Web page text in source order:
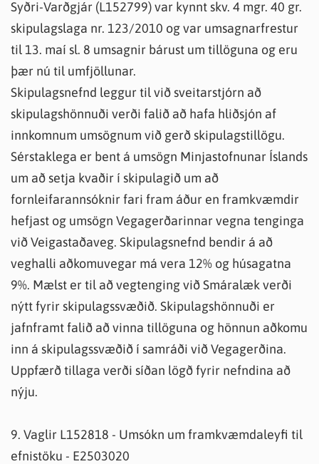
Syðri-Varðgjár (L152799) var kynnt skv. 4 mgr. 40 gr.
skipulagslaga nr. 123/2010 og var umsagnarfrestur
til 13. maí sl. 8 umsagnir bárust um tillöguna og eru
þær nú til umfjöllunar.
Skipulagsnefnd leggur til við sveitarstjórn að
skipulagshönnuði verði falið að hafa hliðsjón af
innkomnum umsögnum við gerð skipulagstillögu.
Sérstaklega er bent á umsögn Minjastofnunar Íslands
um að setja kvaðir í skipulagið um að
fornleifarannsóknir fari fram áður en framkvæmdir
hefjast og umsögn Vegagerðarinnar vegna tenginga
við Veigastaðaveg. Skipulagsnefnd bendir á að
veghalli aðkomuvegar má vera 12% og húsagatna
9%. Mælst er til að vegtenging við Smáralæk verði
nýtt fyrir skipulagssvæðið. Skipulagshönnuði er
jafnframt falið að vinna tillöguna og hönnun aðkomu
inn á skipulagssvæðið í samráði við Vegagerðina.
Uppfærð tillaga verði síðan lögð fyrir nefndina að
nýju.
9. Vaglir L152818 - Umsókn um framkvæmdaleyfi til
efnistöku - E2503020